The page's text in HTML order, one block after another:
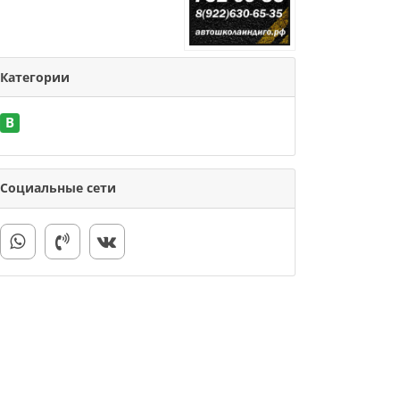
Категории
B
Социальные сети